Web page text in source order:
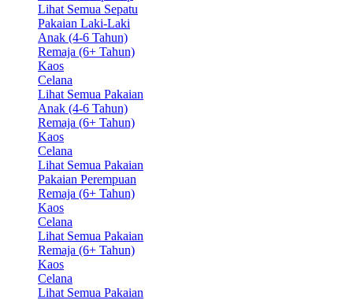
Lihat Semua Sepatu
Pakaian Laki-Laki
Anak (4-6 Tahun)
Remaja (6+ Tahun)
Kaos
Celana
Lihat Semua Pakaian
Anak (4-6 Tahun)
Remaja (6+ Tahun)
Kaos
Celana
Lihat Semua Pakaian
Pakaian Perempuan
Remaja (6+ Tahun)
Kaos
Celana
Lihat Semua Pakaian
Remaja (6+ Tahun)
Kaos
Celana
Lihat Semua Pakaian